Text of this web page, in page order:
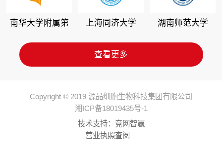
南华大学附属第
上海同济大学 湖南师范大学
查看更多
Copyright © 2019 源品细胞生物科技集团有限公司
湘ICP备18019435号-1
技术支持： 竞网智赢
营业执照查阅